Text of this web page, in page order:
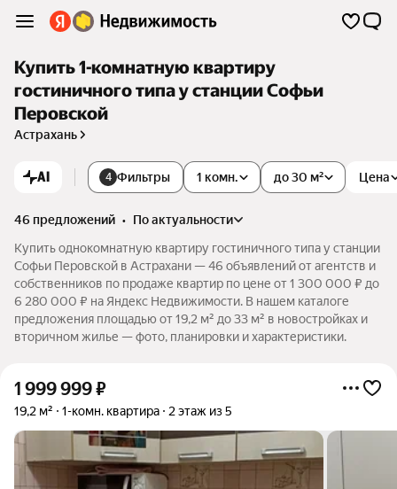
Купить 1-комнатную квартиру
гостиничного типа у станции Софьи
Перовской
Астрахань
AI 4 Фильтры 1 комн. Цена
до 30 м²
46 предложений •
по актуальности
Купить однокомнатную квартиру гостиничного типа у станции
Софьи Перовской в Астрахани — 46 объявлений от агентств и
собственников по продаже квартир по цене от 1 300 000 ₽ до
6 280 000 ₽ на Яндекс Недвижимости. В нашем каталоге
предложения площадью от 19,2 м² до 33 м² в новостройках и
вторичном жилье — фото, планировки и характеристики.
1 999 999₽
19,2 м² 1-комн. квартира 2 этаж из 5